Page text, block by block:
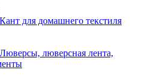
Кант для домашнего текстиля
Люверсы, люверсная лента,